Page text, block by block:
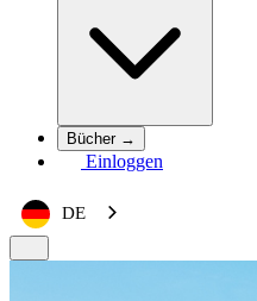
Bücher →
Einloggen
DE